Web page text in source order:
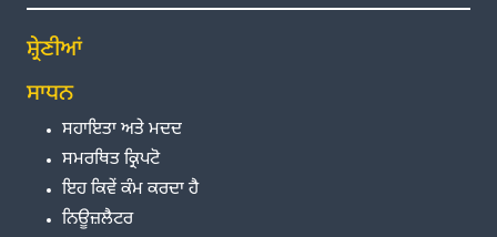
ਸ਼੍ਰੇਣੀਆਂ
ਸਾਧਨ
ਸਹਾਇਤਾ ਅਤੇ ਮਦਦ
ਸਮਰਥਿਤ ਕ੍ਰਿਪਟੋ
ਇਹ ਕਿਵੇਂ ਕੰਮ ਕਰਦਾ ਹੈ
ਨਿਊਜ਼ਲੈਟਰ